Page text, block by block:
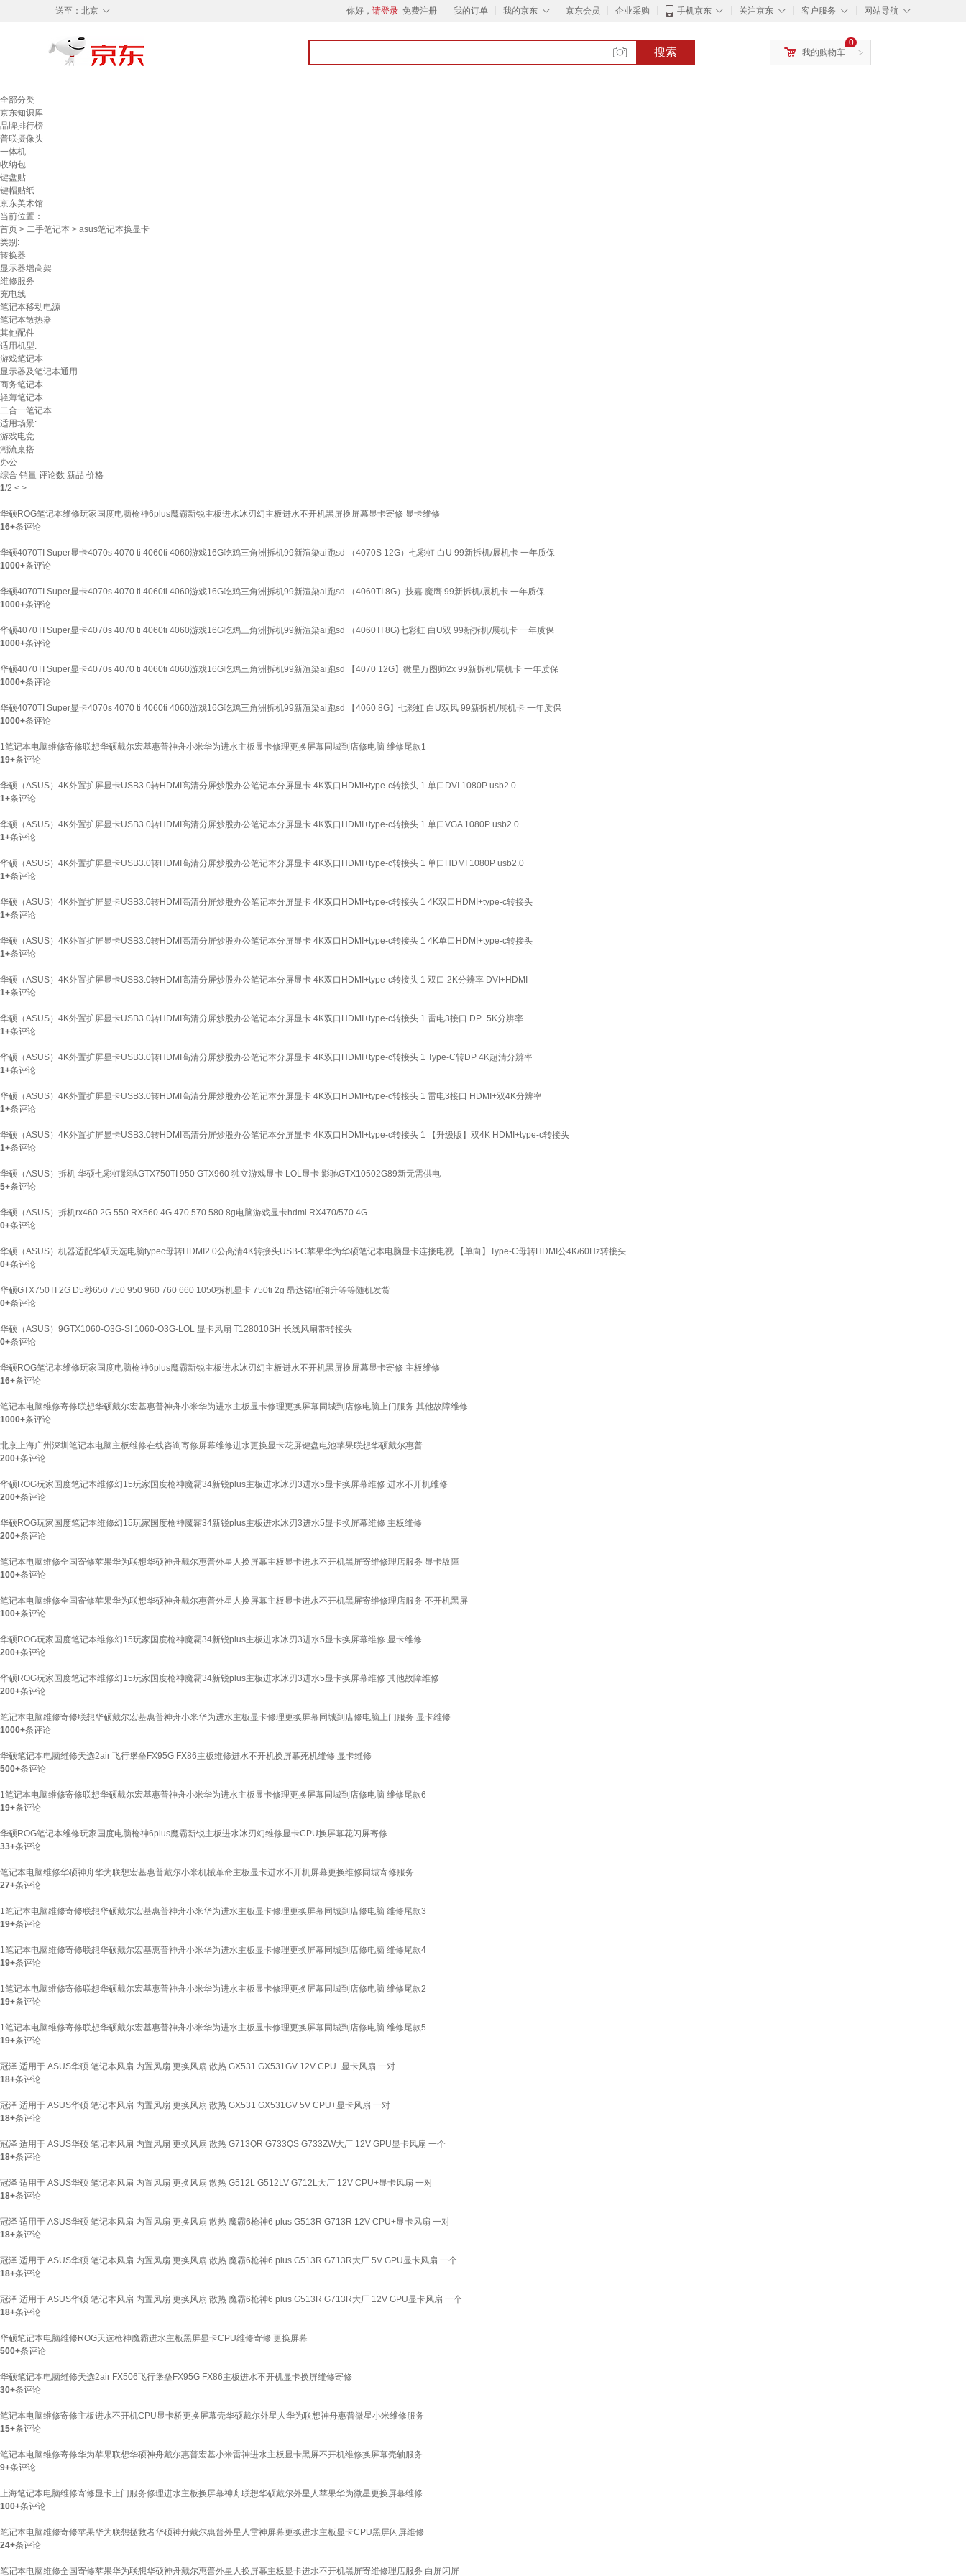
◇
送至： 北京 你好， 请登录 免费注册 我的订单 ◇
我的京东 京东会员 企业采购 ◇
手机京东 ◇
关注京东 ◇
客户服务 ◇
网站导航
搜索 >
0
我的购物车
全部分类
京东知识库
品牌排行榜
普联摄像头
一体机
收纳包
键盘贴
键帽贴纸
京东美术馆
当前位置：
首页 > 二手笔记本 > asus笔记本换显卡
类别:
转换器
显示器增高架
维修服务
充电线
笔记本移动电源
笔记本散热器
其他配件
适用机型:
游戏笔记本
显示器及笔记本通用
商务笔记本
轻薄笔记本
二合一笔记本
适用场景:
游戏电竞
潮流桌搭
办公
综合 销量 评论数 新品 价格
1/2 < >
华硕ROG笔记本维修玩家国度电脑枪神6plus魔霸新锐主板进水冰刃幻主板进水不开机黑屏换屏幕显卡寄修 显卡维修
16+条评论
华硕4070TI Super显卡4070s 4070 ti 4060ti 4060游戏16G吃鸡三角洲拆机99新渲染ai跑sd （4070S 12G）七彩虹 白U 99新拆机/展机卡 一年质保
1000+条评论
华硕4070TI Super显卡4070s 4070 ti 4060ti 4060游戏16G吃鸡三角洲拆机99新渲染ai跑sd （4060TI 8G）技嘉 魔鹰 99新拆机/展机卡 一年质保
1000+条评论
华硕4070TI Super显卡4070s 4070 ti 4060ti 4060游戏16G吃鸡三角洲拆机99新渲染ai跑sd （4060TI 8G)七彩虹 白U双 99新拆机/展机卡 一年质保
1000+条评论
华硕4070TI Super显卡4070s 4070 ti 4060ti 4060游戏16G吃鸡三角洲拆机99新渲染ai跑sd 【4070 12G】微星万图师2x 99新拆机/展机卡 一年质保
1000+条评论
华硕4070TI Super显卡4070s 4070 ti 4060ti 4060游戏16G吃鸡三角洲拆机99新渲染ai跑sd 【4060 8G】七彩虹 白U双风 99新拆机/展机卡 一年质保
1000+条评论
1笔记本电脑维修寄修联想华硕戴尔宏基惠普神舟小米华为进水主板显卡修理更换屏幕同城到店修电脑 维修尾款1
19+条评论
华硕（ASUS）4K外置扩屏显卡USB3.0转HDMI高清分屏炒股办公笔记本分屏显卡 4K双口HDMI+type-c转接头 1 单口DVI 1080P usb2.0
1+条评论
华硕（ASUS）4K外置扩屏显卡USB3.0转HDMI高清分屏炒股办公笔记本分屏显卡 4K双口HDMI+type-c转接头 1 单口VGA 1080P usb2.0
1+条评论
华硕（ASUS）4K外置扩屏显卡USB3.0转HDMI高清分屏炒股办公笔记本分屏显卡 4K双口HDMI+type-c转接头 1 单口HDMI 1080P usb2.0
1+条评论
华硕（ASUS）4K外置扩屏显卡USB3.0转HDMI高清分屏炒股办公笔记本分屏显卡 4K双口HDMI+type-c转接头 1 4K双口HDMI+type-c转接头
1+条评论
华硕（ASUS）4K外置扩屏显卡USB3.0转HDMI高清分屏炒股办公笔记本分屏显卡 4K双口HDMI+type-c转接头 1 4K单口HDMI+type-c转接头
1+条评论
华硕（ASUS）4K外置扩屏显卡USB3.0转HDMI高清分屏炒股办公笔记本分屏显卡 4K双口HDMI+type-c转接头 1 双口 2K分辨率 DVI+HDMI
1+条评论
华硕（ASUS）4K外置扩屏显卡USB3.0转HDMI高清分屏炒股办公笔记本分屏显卡 4K双口HDMI+type-c转接头 1 雷电3接口 DP+5K分辨率
1+条评论
华硕（ASUS）4K外置扩屏显卡USB3.0转HDMI高清分屏炒股办公笔记本分屏显卡 4K双口HDMI+type-c转接头 1 Type-C转DP 4K超清分辨率
1+条评论
华硕（ASUS）4K外置扩屏显卡USB3.0转HDMI高清分屏炒股办公笔记本分屏显卡 4K双口HDMI+type-c转接头 1 雷电3接口 HDMI+双4K分辨率
1+条评论
华硕（ASUS）4K外置扩屏显卡USB3.0转HDMI高清分屏炒股办公笔记本分屏显卡 4K双口HDMI+type-c转接头 1 【升级版】双4K HDMI+type-c转接头
1+条评论
华硕（ASUS）拆机 华硕七彩虹影驰GTX750TI 950 GTX960 独立游戏显卡 LOL显卡 影驰GTX10502G89新无需供电
5+条评论
华硕（ASUS）拆机rx460 2G 550 RX560 4G 470 570 580 8g电脑游戏显卡hdmi RX470/570 4G
0+条评论
华硕（ASUS）机器适配华硕天选电脑typec母转HDMI2.0公高清4K转接头USB-C苹果华为华硕笔记本电脑显卡连接电视 【单向】Type-C母转HDMI公4K/60Hz转接头
0+条评论
华硕GTX750TI 2G D5秒650 750 950 960 760 660 1050拆机显卡 750ti 2g 昂达铭瑄翔升等等随机发货
0+条评论
华硕（ASUS）9GTX1060-O3G-SI 1060-O3G-LOL 显卡风扇 T128010SH 长线风扇带转接头
0+条评论
华硕ROG笔记本维修玩家国度电脑枪神6plus魔霸新锐主板进水冰刃幻主板进水不开机黑屏换屏幕显卡寄修 主板维修
16+条评论
笔记本电脑维修寄修联想华硕戴尔宏基惠普神舟小米华为进水主板显卡修理更换屏幕同城到店修电脑上门服务 其他故障维修
1000+条评论
北京上海广州深圳笔记本电脑主板维修在线咨询寄修屏幕维修进水更换显卡花屏键盘电池苹果联想华硕戴尔惠普
200+条评论
华硕ROG玩家国度笔记本维修幻15玩家国度枪神魔霸34新锐plus主板进水冰刃3进水5显卡换屏幕维修 进水不开机维修
200+条评论
华硕ROG玩家国度笔记本维修幻15玩家国度枪神魔霸34新锐plus主板进水冰刃3进水5显卡换屏幕维修 主板维修
200+条评论
笔记本电脑维修全国寄修苹果华为联想华硕神舟戴尔惠普外星人换屏幕主板显卡进水不开机黑屏寄维修理店服务 显卡故障
100+条评论
笔记本电脑维修全国寄修苹果华为联想华硕神舟戴尔惠普外星人换屏幕主板显卡进水不开机黑屏寄维修理店服务 不开机黑屏
100+条评论
华硕ROG玩家国度笔记本维修幻15玩家国度枪神魔霸34新锐plus主板进水冰刃3进水5显卡换屏幕维修 显卡维修
200+条评论
华硕ROG玩家国度笔记本维修幻15玩家国度枪神魔霸34新锐plus主板进水冰刃3进水5显卡换屏幕维修 其他故障维修
200+条评论
笔记本电脑维修寄修联想华硕戴尔宏基惠普神舟小米华为进水主板显卡修理更换屏幕同城到店修电脑上门服务 显卡维修
1000+条评论
华硕笔记本电脑维修天选2air 飞行堡垒FX95G FX86主板维修进水不开机换屏幕死机维修 显卡维修
500+条评论
1笔记本电脑维修寄修联想华硕戴尔宏基惠普神舟小米华为进水主板显卡修理更换屏幕同城到店修电脑 维修尾款6
19+条评论
华硕ROG笔记本维修玩家国度电脑枪神6plus魔霸新锐主板进水冰刃幻维修显卡CPU换屏幕花闪屏寄修
33+条评论
笔记本电脑维修华硕神舟华为联想宏基惠普戴尔小米机械革命主板显卡进水不开机屏幕更换维修同城寄修服务
27+条评论
1笔记本电脑维修寄修联想华硕戴尔宏基惠普神舟小米华为进水主板显卡修理更换屏幕同城到店修电脑 维修尾款3
19+条评论
1笔记本电脑维修寄修联想华硕戴尔宏基惠普神舟小米华为进水主板显卡修理更换屏幕同城到店修电脑 维修尾款4
19+条评论
1笔记本电脑维修寄修联想华硕戴尔宏基惠普神舟小米华为进水主板显卡修理更换屏幕同城到店修电脑 维修尾款2
19+条评论
1笔记本电脑维修寄修联想华硕戴尔宏基惠普神舟小米华为进水主板显卡修理更换屏幕同城到店修电脑 维修尾款5
19+条评论
冠泽 适用于 ASUS华硕 笔记本风扇 内置风扇 更换风扇 散热 GX531 GX531GV 12V CPU+显卡风扇 一对
18+条评论
冠泽 适用于 ASUS华硕 笔记本风扇 内置风扇 更换风扇 散热 GX531 GX531GV 5V CPU+显卡风扇 一对
18+条评论
冠泽 适用于 ASUS华硕 笔记本风扇 内置风扇 更换风扇 散热 G713QR G733QS G733ZW大厂 12V GPU显卡风扇 一个
18+条评论
冠泽 适用于 ASUS华硕 笔记本风扇 内置风扇 更换风扇 散热 G512L G512LV G712L大厂 12V CPU+显卡风扇 一对
18+条评论
冠泽 适用于 ASUS华硕 笔记本风扇 内置风扇 更换风扇 散热 魔霸6枪神6 plus G513R G713R 12V CPU+显卡风扇 一对
18+条评论
冠泽 适用于 ASUS华硕 笔记本风扇 内置风扇 更换风扇 散热 魔霸6枪神6 plus G513R G713R大厂 5V GPU显卡风扇 一个
18+条评论
冠泽 适用于 ASUS华硕 笔记本风扇 内置风扇 更换风扇 散热 魔霸6枪神6 plus G513R G713R大厂 12V GPU显卡风扇 一个
18+条评论
华硕笔记本电脑维修ROG天选枪神魔霸进水主板黑屏显卡CPU维修寄修 更换屏幕
500+条评论
华硕笔记本电脑维修天选2air FX506飞行堡垒FX95G FX86主板进水不开机显卡换屏维修寄修
30+条评论
笔记本电脑维修寄修主板进水不开机CPU显卡桥更换屏幕壳华硕戴尔外星人华为联想神舟惠普微星小米维修服务
15+条评论
笔记本电脑维修寄修华为苹果联想华硕神舟戴尔惠普宏基小米雷神进水主板显卡黑屏不开机维修换屏幕壳轴服务
9+条评论
上海笔记本电脑维修寄修显卡上门服务修理进水主板换屏幕神舟联想华硕戴尔外星人苹果华为微星更换屏幕维修
100+条评论
笔记本电脑维修寄修苹果华为联想拯救者华硕神舟戴尔惠普外星人雷神屏幕更换进水主板显卡CPU黑屏闪屏维修
24+条评论
笔记本电脑维修全国寄修苹果华为联想华硕神舟戴尔惠普外星人换屏幕主板显卡进水不开机黑屏寄维修理店服务 白屏闪屏